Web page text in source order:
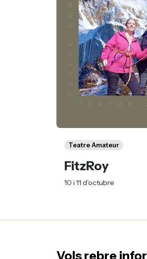
Teatre Amateur
FitzRoy
10 i 11 d'octubre
Vols rebre